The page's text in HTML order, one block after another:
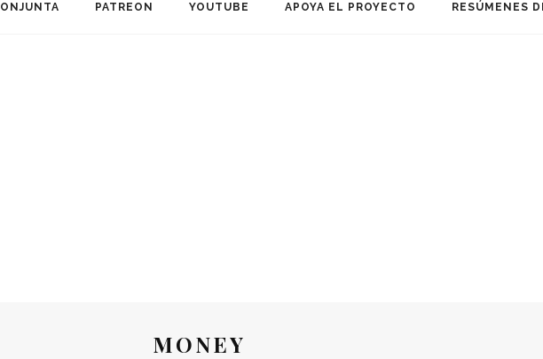
PATREON YOUTUBE APOYA EL PROYECTO RESÚMENES
MONEY